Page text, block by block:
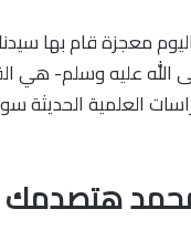
اليوم معجزة قام بها
الله عليه وسلم- هي
العلمية
محمد هتصدمك